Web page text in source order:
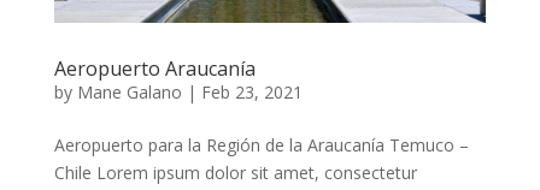
Aeropuerto Araucanía
by Mane Galano | Feb 23, 2021
Aeropuerto para la Región de la Araucanía Temuco –
Chile Lorem ipsum dolor sit amet, consectetur